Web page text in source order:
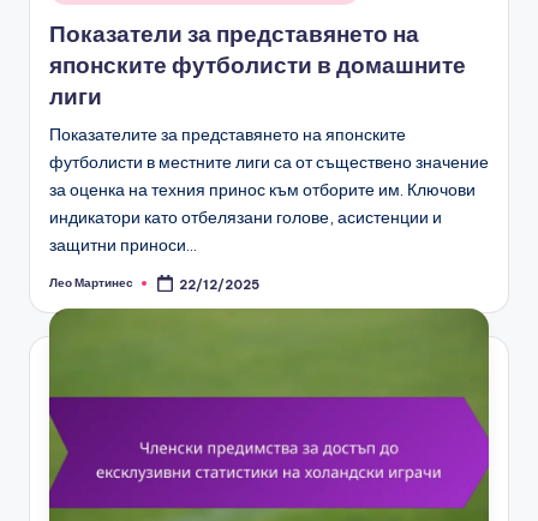
Показатели за представянето на
японските футболисти в домашните
лиги
Показателите за представянето на японските
футболисти в местните лиги са от съществено значение
за оценка на техния принос към отборите им. Ключови
индикатори като отбелязани голове, асистенции и
защитни приноси…
Posted
Лео Мартинес 22/12/2025